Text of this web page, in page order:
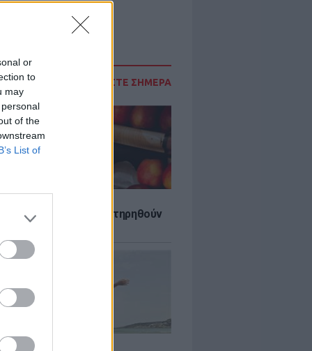
or
to
may
of the
List of
ΔΙΑΒΑΣΤΕ ΣΗΜΕΡΑ
που μπορουν να διατηρηθούν